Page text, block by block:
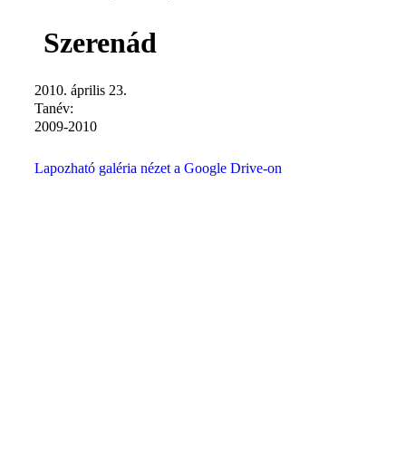
Szerenád
2010. április 23.
Tanév:
2009-2010
Lapozható galéria nézet a Google Drive-on